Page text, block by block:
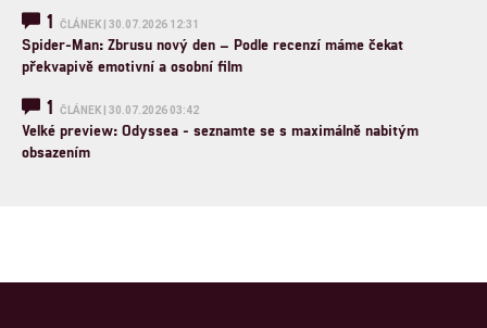
1 ČLÁNEK | 30.07.2026 12:31
Spider-Man: Zbrusu nový den – Podle recenzí máme čekat
překvapivě emotivní a osobní film
1 ČLÁNEK | 30.07.2026 03:42
Velké preview: Odyssea - seznamte se s maximálně nabitým
obsazením